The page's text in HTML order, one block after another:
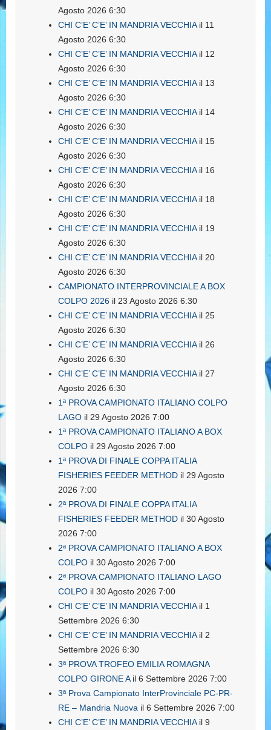
Agosto 2026 6:30
CHI C’E’ C’E’ IN MANDRIA VECCHIAil 11
Agosto 2026 6:30
CHI C’E’ C’E’ IN MANDRIA VECCHIAil 12
Agosto 2026 6:30
CHI C’E’ C’E’ IN MANDRIA VECCHIAil 13
Agosto 2026 6:30
CHI C’E’ C’E’ IN MANDRIA VECCHIAil 14
Agosto 2026 6:30
CHI C’E’ C’E’ IN MANDRIA VECCHIAil 15
Agosto 2026 6:30
CHI C’E’ C’E’ IN MANDRIA VECCHIAil 16
Agosto 2026 6:30
CHI C’E’ C’E’ IN MANDRIA VECCHIAil 18
Agosto 2026 6:30
CHI C’E’ C’E’ IN MANDRIA VECCHIAil 19
Agosto 2026 6:30
CHI C’E’ C’E’ IN MANDRIA VECCHIAil 20
Agosto 2026 6:30
CAMPIONATO INTERPROVINCIALE A BOX
COLPO 2026 il 23 Agosto 2026 6:30
CHI C’E’ C’E’ IN MANDRIA VECCHIAil 25
Agosto 2026 6:30
CHI C’E’ C’E’ IN MANDRIA VECCHIAil 26
Agosto 2026 6:30
CHI C’E’ C’E’ IN MANDRIA VECCHIAil 27
Agosto 2026 6:30
1ª PROVA CAMPIONATO ITALIANO COLPO
LAGO il 29 Agosto 2026 7:00
1ª PROVA CAMPIONATO ITALIANO A BOX
COLPO il 29 Agosto 2026 7:00
1ª PROVA DI FINALE COPPA ITALIA
FISHERIES FEEDER METHOD il 29 Agosto
2026 7:00
2ª PROVA DI FINALE COPPA ITALIA
FISHERIES FEEDER METHOD il 30 Agosto
2026 7:00
2ª PROVA CAMPIONATO ITALIANO A BOX
COLPO il 30 Agosto 2026 7:00
2ª PROVA CAMPIONATO ITALIANO LAGO
COLPO il 30 Agosto 2026 7:00
CHI C’E’ C’E’ IN MANDRIA VECCHIAil 1
Settembre 2026 6:30
CHI C’E’ C’E’ IN MANDRIA VECCHIAil 2
Settembre 2026 6:30
3ª PROVA TROFEO EMILIA ROMAGNA
COLPO GIRONE Ail 6 Settembre 2026 7:00
3ª Prova Campionato InterProvinciale PC-PR-
RE – Mandria Nuova il 6 Settembre 2026 7:00
CHI C’E’ C’E’ IN MANDRIA VECCHIAil 9